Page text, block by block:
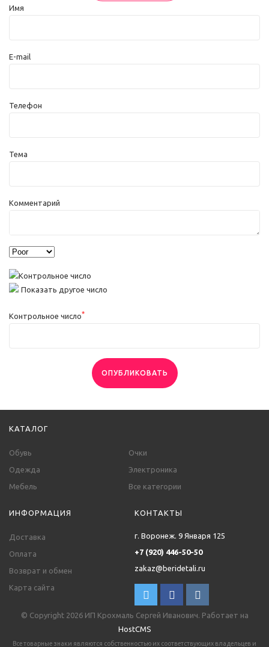
Имя
E-mail
Телефон
Тема
Комментарий
Показать другое число
Контрольное число*
ОПУБЛИКОВАТЬ
КАТАЛОГ
Обувь
Очки
Одежда
Электроника
Мебель
Все категории
ИНФОРМАЦИЯ
Доставка
Оплата
Возврат и обмен
Карта сайта
КОНТАКТЫ
г. Воронеж. 9 Января 125
+7 (920) 446-50-50
zakaz@beridetali.ru
© Copyright 2026 ИП Крохмаль Сергей Иванович. Работает на
HostCMS
Все товарные знаки являются собственностью их соответствующих владельцев и